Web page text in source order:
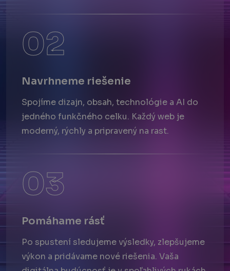
02
Navrhneme riešenie
Spojíme dizajn, obsah, technológie a AI do
jedného funkčného celku. Každý web je
moderný, rýchly a pripravený na rast.
03
Pomáhame rásť
Po spustení sledujeme výsledky, zlepšujeme
výkon a pridávame nové riešenia. Vaša
súborov cookie.
Meno
VISITOR_PRIVACY_METADATA
YouTube
Privacy Policy